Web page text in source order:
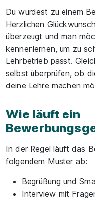
Du wurdest zu einem
Herzlichen
überzeugt und man
kennenlernen, um zu
Lehrbetrieb passt.
selbst überprüfen, ob
deine Lehre machen
Wie läuft ein
In der Regel läuft das
folgendem Muster ab:
Begrüßung und
Interview mit